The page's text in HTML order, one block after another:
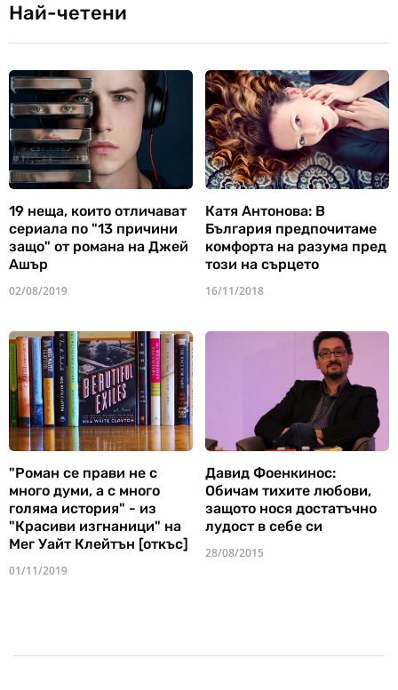
Най-четени
19 неща, които отличават
сериала по "13 причини
защо" от романа на Джей
Ашър
02/08/2019
Катя Антонова: В
България предпочитаме
комфорта на разума пред
този на сърцето
16/11/2018
"Роман се прави не с
много думи, а с много
голяма история" - из
"Красиви изгнаници" на
Мег Уайт Клейтън [откъс]
01/11/2019
Давид Фоенкинос:
Обичам тихите любови,
защото нося достатъчно
лудост в себе си
28/08/2015